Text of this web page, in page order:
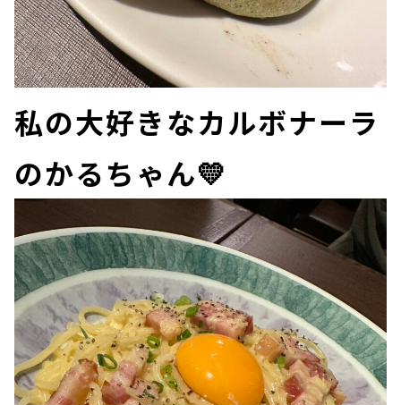
私の大好きなカルボナーラ
のかるちゃん💛